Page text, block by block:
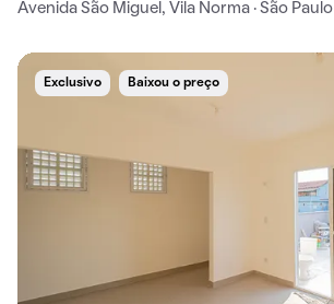
Avenida São Miguel, Vila Norma · São Paulo
Exclusivo Baixou o preço